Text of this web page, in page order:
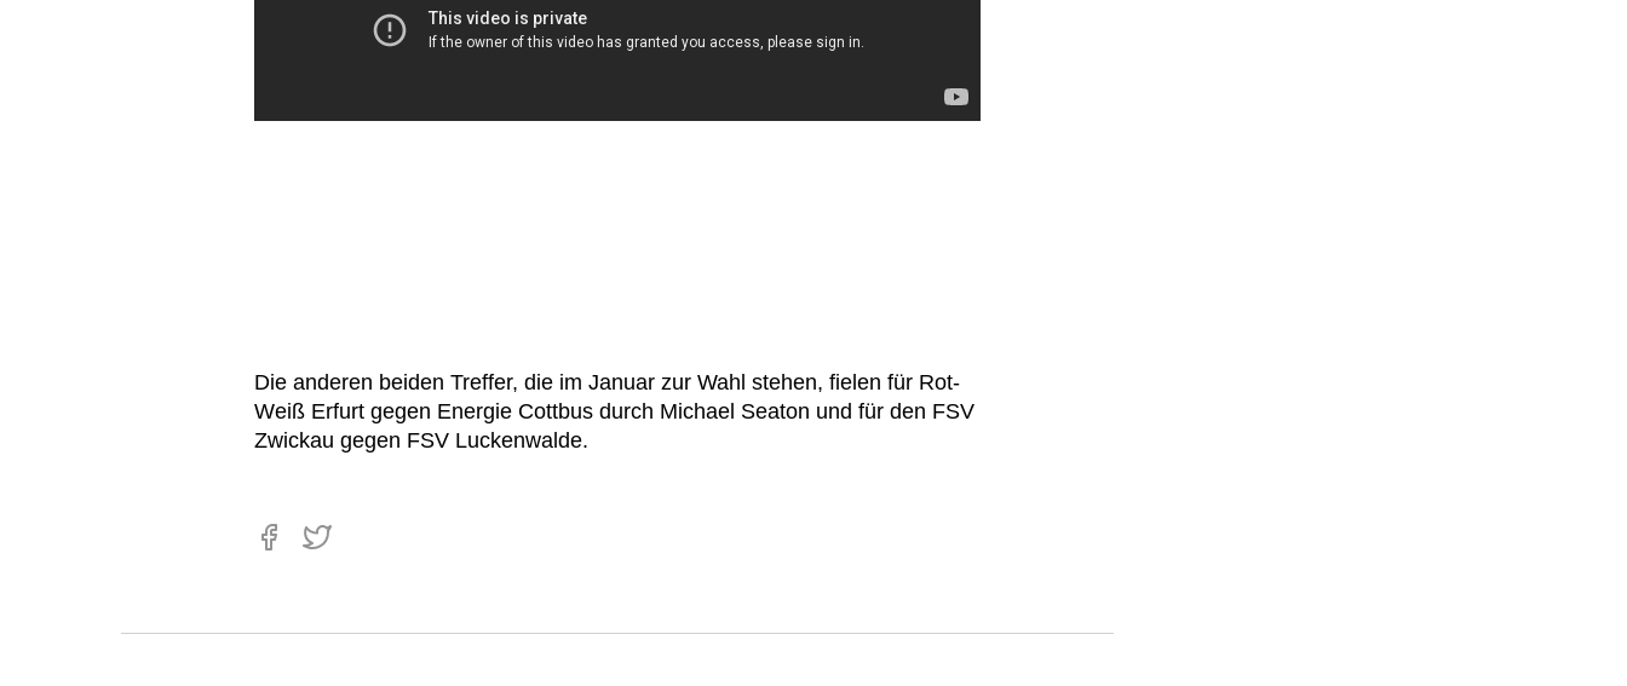
Die anderen beiden Treffer, die im Januar zur Wahl stehen, fielen für Rot-
Weiß Erfurt gegen Energie Cottbus durch Michael Seaton und für den FSV
Zwickau gegen FSV Luckenwalde.